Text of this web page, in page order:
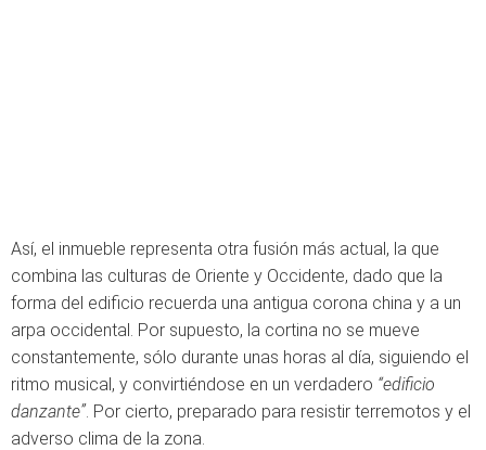
Así, el inmueble representa otra fusión más actual, la que
combina las culturas de Oriente y Occidente, dado que la
forma del edificio recuerda una antigua corona china y a un
arpa occidental. Por supuesto, la cortina no se mueve
constantemente, sólo durante unas horas al día, siguiendo el
ritmo musical, y convirtiéndose en un verdadero “edificio
danzante”. Por cierto, preparado para resistir terremotos y el
adverso clima de la zona.